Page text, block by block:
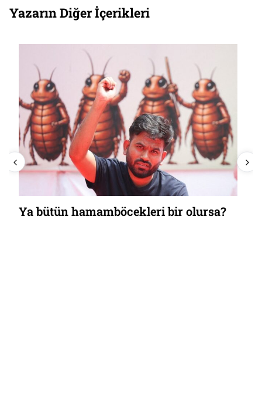
Yazarın Diğer İçerikleri
Ya bütün hamamböcekleri bir olursa?